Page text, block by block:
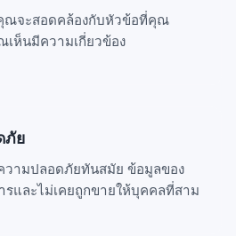
ณจะสอดคล้องกับหัวข้อที่คุณ
เห็นมีความเกี่ยวข้อง
ภัย
วามปลอดภัยทันสมัย ข้อมูลของ
รและไม่เคยถูกขายให้บุคคลที่สาม